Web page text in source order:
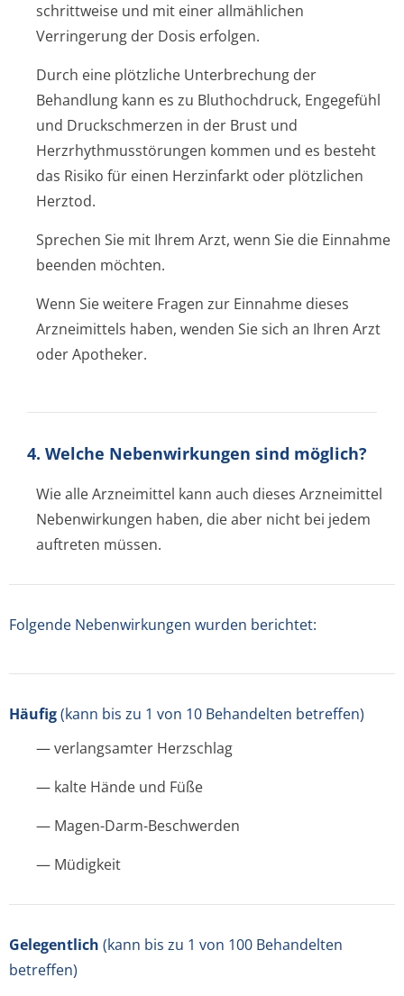
schrittweise und mit einer allmählichen
Verringerung der Dosis erfolgen.
Durch eine plötzliche Unterbrechung der
Behandlung kann es zu Bluthochdruck, Engegefühl
und Druckschmerzen in der Brust und
Herzrhythmusstörun­gen kommen und es besteht
das Risiko für einen Herzinfarkt oder plötzlichen
Herztod.
Sprechen Sie mit Ihrem Arzt, wenn Sie die Einnahme
beenden möchten.
Wenn Sie weitere Fragen zur Einnahme dieses
Arzneimittels haben, wenden Sie sich an Ihren Arzt
oder Apotheker.
4. Welche Nebenwirkungen sind möglich?
Wie alle Arzneimittel kann auch dieses Arzneimittel
Nebenwirkungen haben, die aber nicht bei jedem
auftreten müssen.
Folgende Nebenwirkungen wurden berichtet:
Häufig(kann bis zu 1 von 10 Behandelten betreffen)
— verlangsamter Herzschlag
— kalte Hände und Füße
— Magen-Darm-Beschwerden
— Müdigkeit
Gelegentlich (kann bis zu 1 von 100 Behandelten
betreffen)